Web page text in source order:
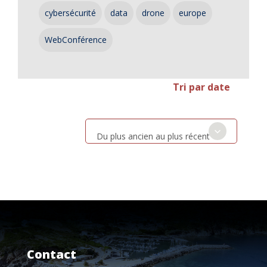
cybersécurité data drone europe
WebConférence
Tri par date
Du plus ancien au plus récent
Contact